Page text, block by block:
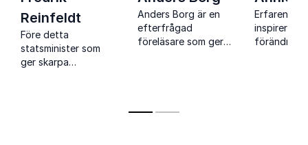
Reinfeldt
Före detta
statsminister som
ger skarpa
Anders Borg är en
efterfrågad
föreläsare som ger
förbereda sig för
Erfaren
inspirerar
förändring